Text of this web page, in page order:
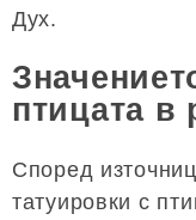
Дух.
птицата в
Според
татуировки с